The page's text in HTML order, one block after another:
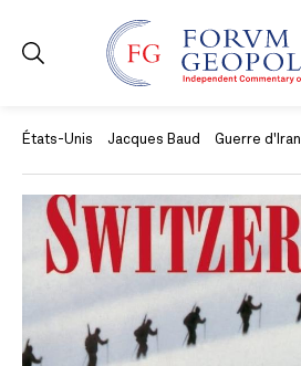
États-Unis Jacques Baud Guerre d'Iran